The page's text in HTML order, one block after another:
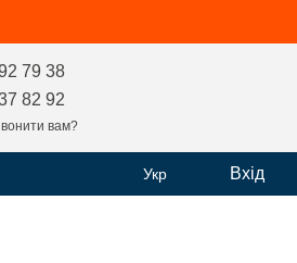
79 38
82 92
вам?
Укр Вхід